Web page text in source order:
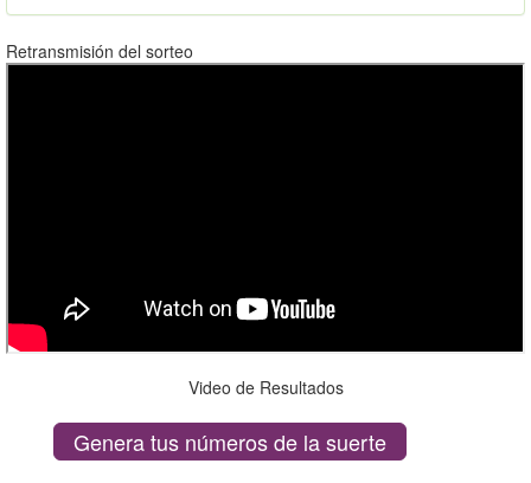
Retransmisión del sorteo
Video de Resultados
Genera tus números de la suerte